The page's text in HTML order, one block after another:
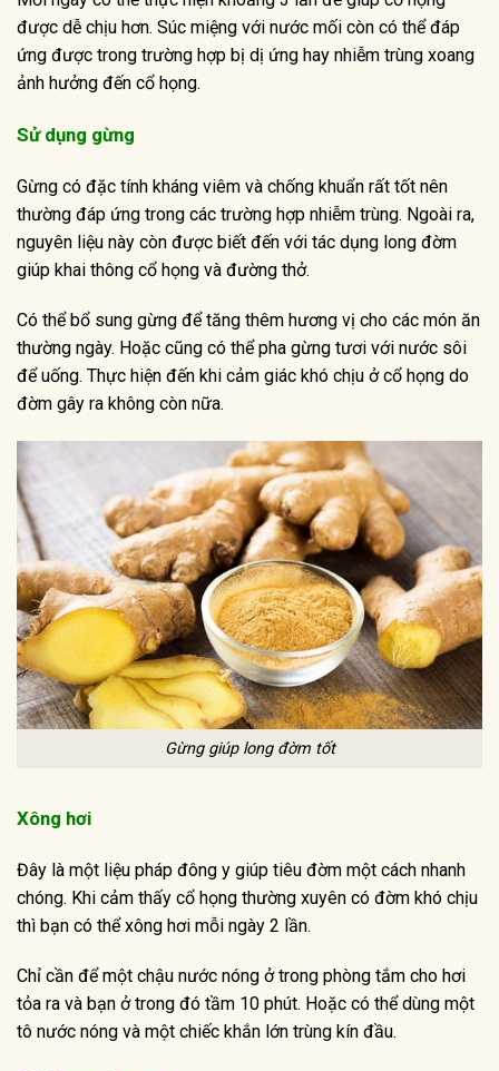
được dễ chịu hơn. Súc miệng với nước mối còn có thể đáp
ứng được trong trường hợp bị dị ứng hay nhiễm trùng xoang
ảnh hưởng đến cổ họng.
Sử dụng gừng
Gừng có đặc tính kháng viêm và chống khuẩn rất tốt nên
thường đáp ứng trong các trường hợp nhiễm trùng. Ngoài ra,
nguyên liệu này còn được biết đến với tác dụng long đờm
giúp khai thông cổ họng và đường thở.
Có thể bổ sung gừng để tăng thêm hương vị cho các món ăn
thường ngày. Hoặc cũng có thể pha gừng tươi với nước sôi
để uống. Thực hiện đến khi cảm giác khó chịu ở cổ họng do
đờm gây ra không còn nữa.
Gừng giúp long đờm tốt
Xông hơi
Đây là một liệu pháp đông y giúp tiêu đờm một cách nhanh
chóng. Khi cảm thấy cổ họng thường xuyên có đờm khó chịu
thì bạn có thể xông hơi mỗi ngày 2 lần.
Chỉ cần để một chậu nước nóng ở trong phòng tắm cho hơi
tỏa ra và bạn ở trong đó tầm 10 phút. Hoặc có thể dùng một
tô nước nóng và một chiếc khắn lớn trùng kín đầu.